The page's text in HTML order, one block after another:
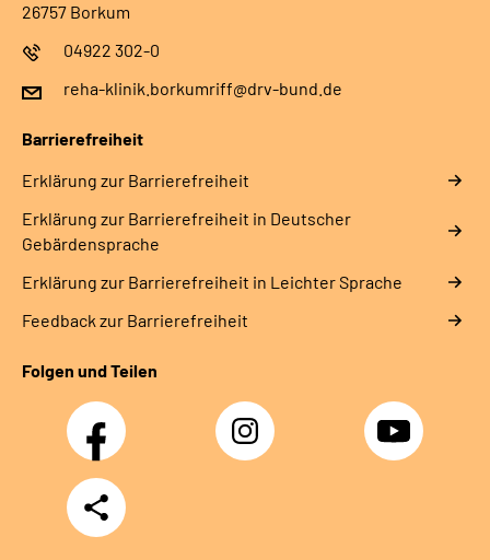
26757 Borkum
04922 302-0
reha-klinik.borkumriff@drv-bund.de
Barrierefreiheit
Erklärung zur Barrierefreiheit
Erklärung zur Barrierefreiheit in Deutscher
Gebärdensprache
Erklärung zur Barrierefreiheit in Leichter Sprache
Feedback zur Barrierefreiheit
Folgen und Teilen
Facebook Instagram YouTube
Teilen